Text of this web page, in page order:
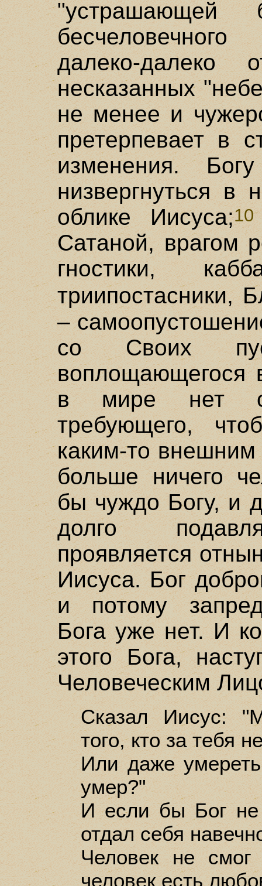
"устрашающей
далеко-
несказанных
не менее и
претерпевает в
изменения.
низвергнуться
облике Иисуса;10
Сатаной, врагом
гностики,
триипостасники,
–
со Своих
в мире нет
требующего,
каким-то
больше ничего
бы чуждо Богу, и
долго
проявляется
Иисуса. Бог
и потому
Бога уже нет. И
этого Бога,
Человеческим
Сказал Иисус:
того, кто за тебя
Или даже
умер?"
И если бы Бог не
отдал себя
Человек не
человек есть